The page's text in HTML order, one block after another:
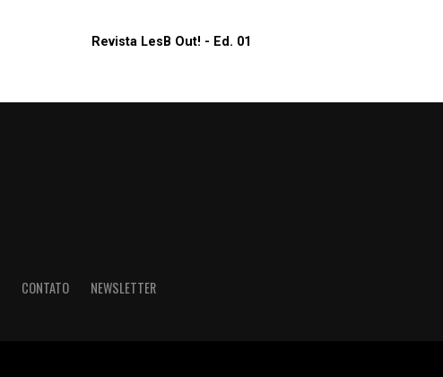
Revista LesB Out! - Ed. 01
CONTATO NEWSLETTER